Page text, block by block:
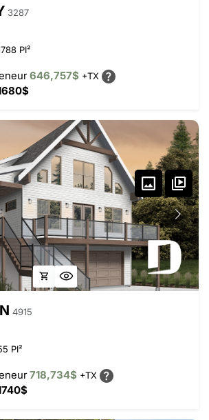
3287
PI²
646,757$ +TX
4915
PI²
718,734$ +TX